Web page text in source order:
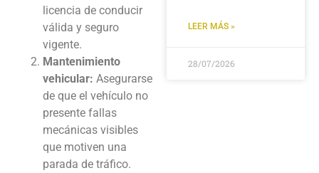
licencia de conducir
válida y seguro
vigente.
Mantenimiento
vehicular: Asegurarse
de que el vehículo no
presente fallas
mecánicas visibles
que motiven una
parada de tráfico.
LEER MÁS »
28/07/2026